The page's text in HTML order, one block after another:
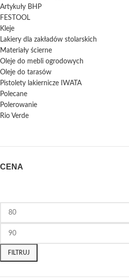
Artykuły BHP
FESTOOL
Kleje
Lakiery dla zakładów stolarskich
Materiały ścierne
Oleje do mebli ogrodowych
Oleje do tarasów
Pistolety lakiernicze IWATA
Polecane
Polerowanie
Rio Verde
CENA
FILTRUJ